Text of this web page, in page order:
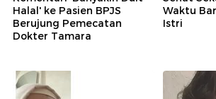
Halal' ke Pasien BPJS
Berujung Pemecatan
Dokter Tamara
Waktu
Istri